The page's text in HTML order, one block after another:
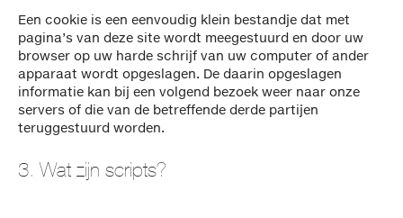
Een cookie is een eenvoudig klein bestandje dat met
pagina’s van deze site wordt meegestuurd en door uw
browser op uw harde schrijf van uw computer of ander
apparaat wordt opgeslagen. De daarin opgeslagen
informatie kan bij een volgend bezoek weer naar onze
servers of die van de betreffende derde partijen
teruggestuurd worden.
3. Wat zijn scripts?